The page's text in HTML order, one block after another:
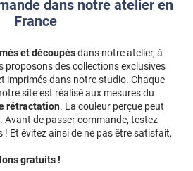
dans notre atelier en
France
et découpésdans notre atelier, à
proposons des collections exclusives
imprimés dans notre studio. Chaque
site est réalisé aux mesures du
rétractation. La couleur perçue peut
Avant de passer commande, testez
Et évitez ainsi de ne pas être satisfait,
gratuits !